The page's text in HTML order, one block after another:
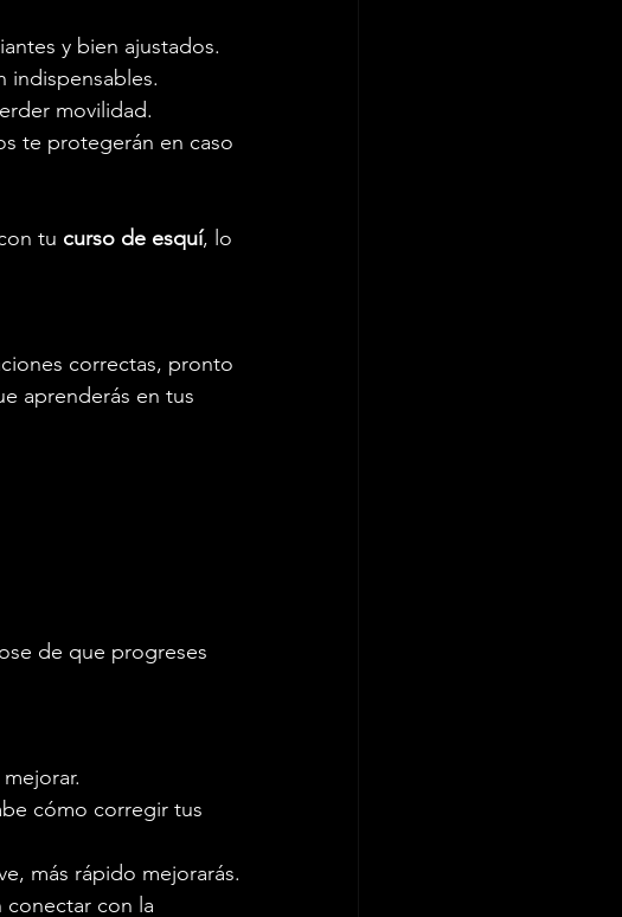
y bien ajustados.
indispensables.
movilidad.
te protegerán en caso
tu curso de esquí, lo
correctas, pronto
aprenderás en tus
de que progreses
cómo corregir tus
más rápido mejorarás.
conectar con la